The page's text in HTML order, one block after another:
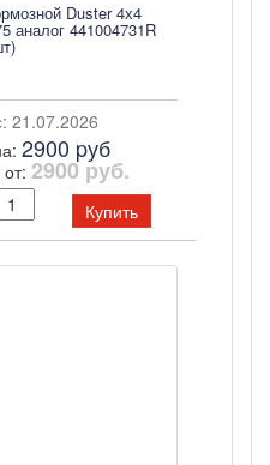
Duster 4х4
441004731R
21.07.2026
2900 pуб
2900 руб.
Купить